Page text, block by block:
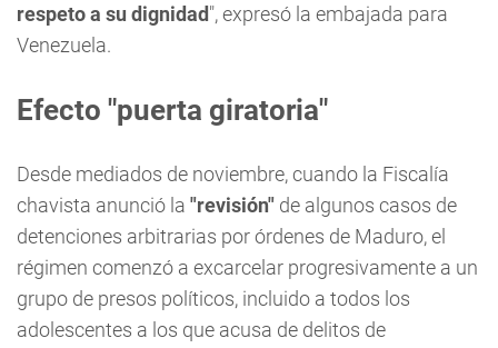
respeto a su dignidad", expresó la embajada para
Venezuela.
Efecto "puerta giratoria"
Desde mediados de noviembre, cuando la Fiscalía
chavista anunció la "revisión" de algunos casos de
detenciones arbitrarias por órdenes de Maduro, el
régimen comenzó a excarcelar progresivamente a un
grupo de presos políticos, incluido a todos los
adolescentes a los que acusa de delitos de